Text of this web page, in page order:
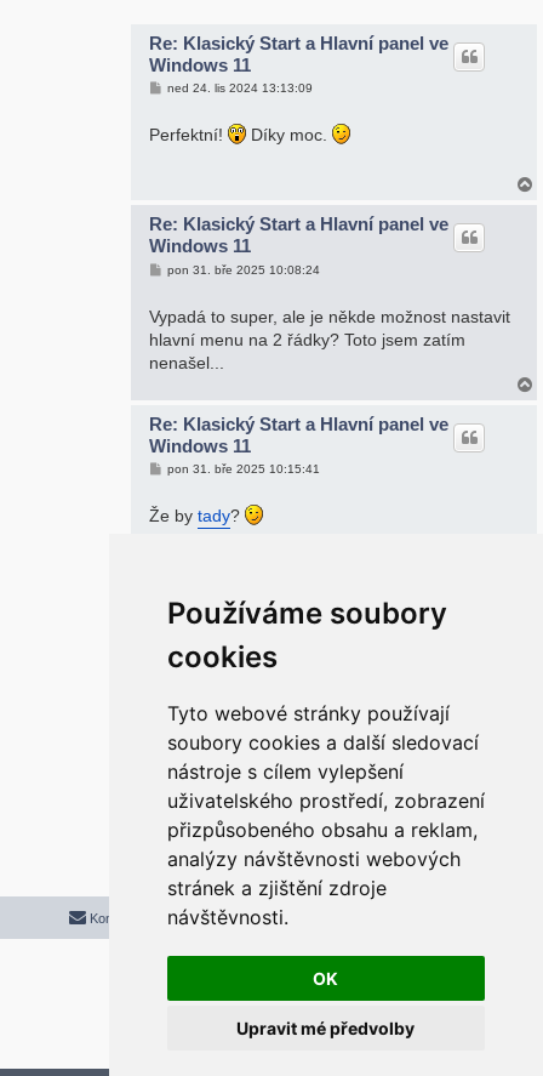
Používáme soubory
cookies
Tyto webové stránky používají
soubory cookies a další sledovací
nástroje s cílem vylepšení
uživatelského prostředí, zobrazení
přizpůsobeného obsahu a reklam,
analýzy návštěvnosti webových
stránek a zjištění zdroje
návštěvnosti.
OK
Upravit mé předvolby
Re: Klasický Start a Hlavní panel ve
Windows 11
P
s
p
ned 24. lis 2024 13:13:09
Perfektní! Díky moc.
Re: Klasický Start a Hlavní panel ve
Windows 11
P
s
p
ě
e
pon 31. bře 2025 10:08:24
Vypadá to super, ale je někde možnost nastavit
hlavní menu na 2 řádky? Toto jsem zatím
nenašel...
Re: Klasický Start a Hlavní panel ve
Windows 11
P
s
p
pon 31. bře 2025 10:15:41
Že by tady?
Re: Klasický Start a Hlavní panel ve
Windows 11
p
e
k
pon 31. bře 2025 11:21:45
Odpovědět
5 příspěvků • Stránka
Smazat cookies
Kontaktujte mě/nás
2020 © ASTRA - CZ s.r.o.
® Forum Software © phpBB Limited
Optimized by:phpBB SEO